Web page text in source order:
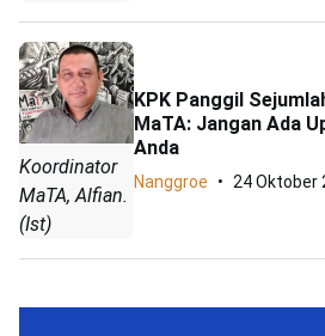
Koordinator
MaTA, Alfian.
(Ist)
KPK Panggil
MaTA: Jangan Ada
Anda
Nanggroe 24 Oktober